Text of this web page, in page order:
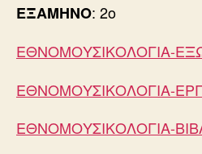
ΕΞΑΜΗΝΟ: 2ο
ΕΘΝΟΜΟΥΣΙΚΟΛΟΓΙΑ-
ΕΘΝΟΜΟΥΣΙΚΟΛΟΓΙΑ-
ΕΘΝΟΜΟΥΣΙΚΟΛΟΓΙΑ-